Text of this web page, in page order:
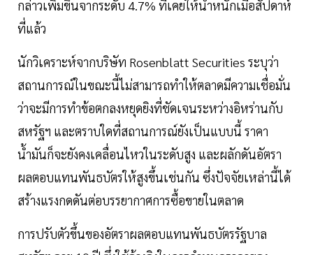
กล่าวเพิ่มขึ้นจากระดับ 4.7% ที่เคยให้น้ำหนักเมื่อสัปดาห์
ที่แล้ว
นักวิเคราะห์จากบริษัท Rosenblatt Securities ระบุว่า
สถานการณ์ในขณะนี้ไม่สามารถทำให้ตลาดมีความเชื่อมั่น
ว่าจะมีการทำข้อตกลงหยุดยิงที่ชัดเจนระหว่างอิหร่านกับ
สหรัฐฯ และตราบใดที่สถานการณ์ยังเป็นแบบนี้ ราคา
น้ำมันก็จะยังคงเคลื่อนไหวในระดับสูง และผลักดันอัตรา
ผลตอบแทนพันธบัตรให้สูงขึ้นเช่นกัน ซึ่งปัจจัยเหล่านี้ได้
สร้างแรงกดดันต่อบรรยากาศการซื้อขายในตลาด
การปรับตัวขึ้นของอัตราผลตอบแทนพันธบัตรรัฐบาล